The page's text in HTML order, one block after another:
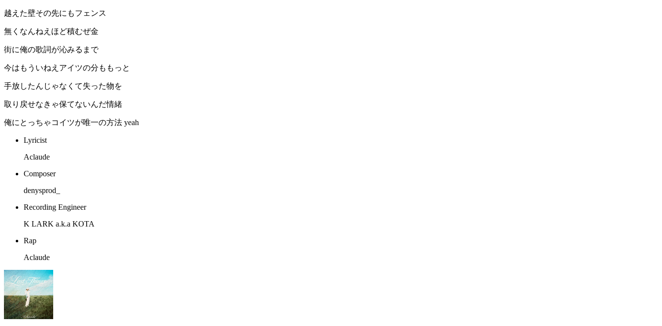
越えた壁その先にもフェンス
無くなんねえほど積むぜ金
街に俺の歌詞が沁みるまで
今はもういねえアイツの分ももっと
手放したんじゃなくて失った物を
取り戻せなきゃ保てないんだ情緒
俺にとっちゃコイツが唯一の方法 yeah
Lyricist
Aclaude
Composer
denysprod_
Recording Engineer
K LARK a.k.a KOTA
Rap
Aclaude